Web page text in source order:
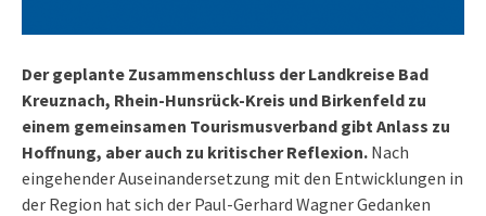
Der geplante Zusammenschluss der Landkreise Bad
Kreuznach, Rhein-Hunsrück-Kreis und Birkenfeld zu
einem gemeinsamen Tourismusverband gibt Anlass zu
Hoffnung, aber auch zu kritischer Reflexion. Nach
eingehender Auseinandersetzung mit den Entwicklungen in
der Region hat sich der Paul-Gerhard Wagner Gedanken